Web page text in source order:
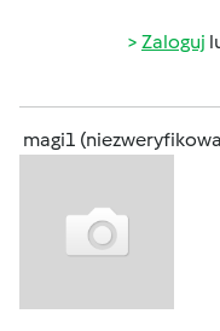
Zaloguj
magi1